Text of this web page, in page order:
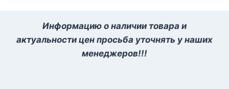
Информацию о наличии товара и
актуальности цен просьба уточнять у наших
менеджеров!!!